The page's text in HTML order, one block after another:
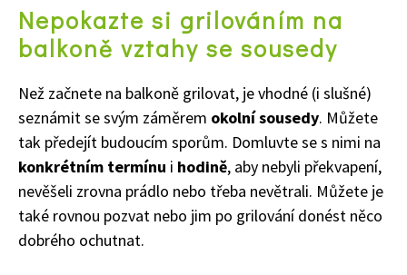
Objednat >
Naše krásná zahrada Speciál
Nepokazte si grilováním na
balkoně vztahy se sousedy
Než začnete na balkoně grilovat, je vhodné (i slušné)
seznámit se svým záměrem okolní sousedy. Můžete
tak předejít budoucím sporům. Domluvte se s nimi na
konkrétním termínu i hodině, aby nebyli překvapení,
nevěšeli zrovna prádlo nebo třeba nevětrali. Můžete je
také rovnou pozvat nebo jim po grilování donést něco
dobrého ochutnat.